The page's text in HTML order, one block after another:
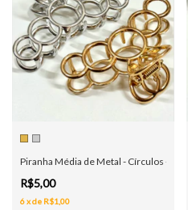
Piranha Média de Metal - Círculos -
R$5,00
6xde R$1,00